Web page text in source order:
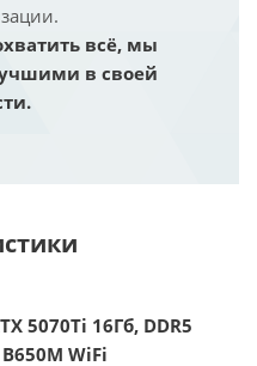
всё, мы
в своей
5070Ti 16Гб, DDR5
B650M WiFi